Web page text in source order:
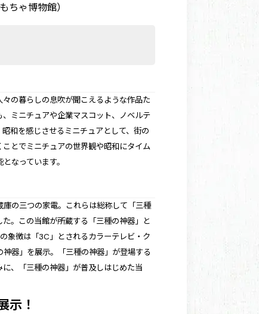
ゃ博物館）
の暮らしの息吹が聞こえるような作品た
ミニチュアや企業マスコット、ノベルテ
和を感じさせるミニチュアとして、街の
とでミニチュアの世界観や昭和にタイム
なっています。
の三つの家電。これらは総称して「三種
。この当館が所蔵する「三種の神器」と
象徴は「3C」とされるカラーテレビ・ク
器」を展示。「三種の神器」が登場する
、「三種の神器」が普及しはじめた当
示！